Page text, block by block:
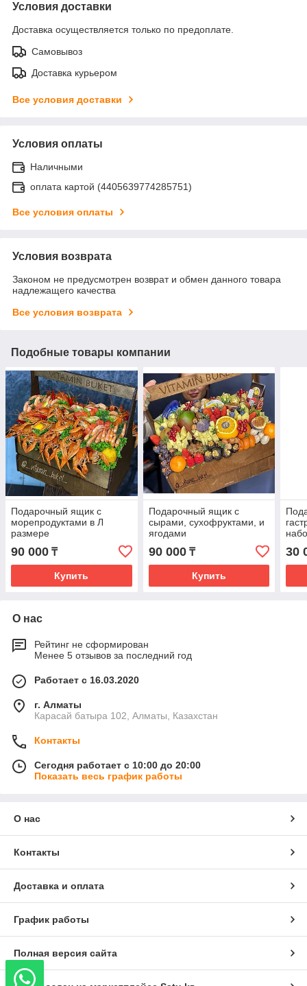
Условия доставки
Доставка осуществляется только по предоплате.
Самовывоз
Доставка курьером
Все условия доставки
Условия оплаты
Наличными
оплата картой (4405639774285751)
Все условия оплаты
Условия возврата
Законом не предусмотрен возврат и обмен данного товара
надлежащего качества
Все условия возврата
Подобные товары компании
Подарочный ящик с
морепродуктами в Л
размере
90 000 ₸
Купить
Подарочный ящик с
сырами, сухофруктами, и
ягодами
90 000₸
Купить
30
О нас
Рейтинг не сформирован
Менее 5 отзывов за последний год
Работает с 16.03.2020
г. Алматы
Карасай батыра 102, Алматы, Казахстан
Контакты
Сегодня работает с 10:00 до 20:00
Показать весь график работы
О нас
Контакты
Доставка и оплата
График работы
Полная версия сайта